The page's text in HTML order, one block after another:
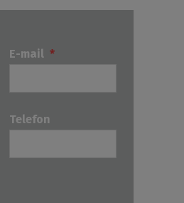
E-mail *
Telefon